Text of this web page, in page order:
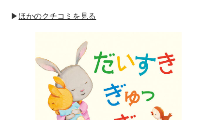
▶︎ほかのクチコミを見る